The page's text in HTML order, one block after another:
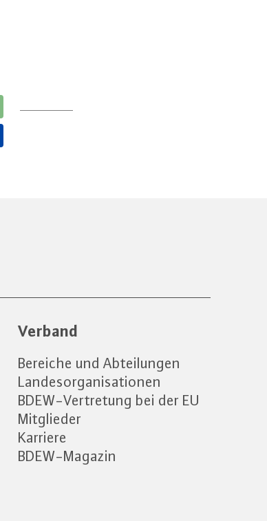
Verband
Bereiche und Abteilungen
Landesorganisationen
BDEW-Vertretung bei der EU
Mitglieder
Karriere
BDEW-Magazin